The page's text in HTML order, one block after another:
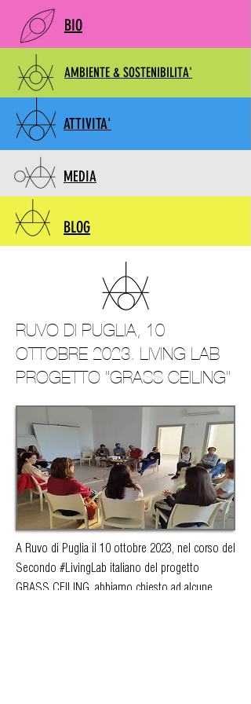
BIO
AMBIENTE & SOSTENIBILITA'
ATTIVITA'
MEDIA
BLOG
RUVO DI PUGLIA, 10
OTTOBRE 2023. LIVING LAB
PROGETTO "GRASS CEILING"
A Ruvo di Puglia il 10 ottobre 2023, nel corso del
Secondo #LivingLab italiano del progetto
GRASS CEILING, abbiamo chiesto ad alcune